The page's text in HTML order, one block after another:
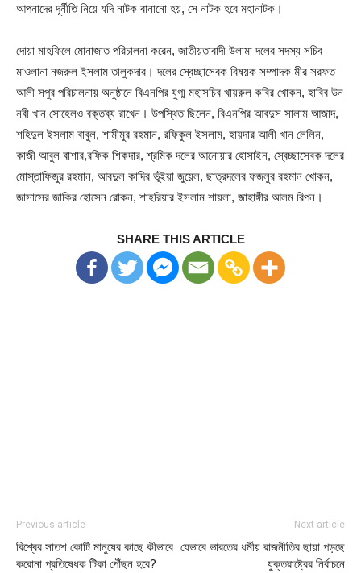
আপনাদের দূর্নীতি নিয়ে যদি নাটক বানানো হয়, সে নাটক হবে মহানাটক।
দোয়া মাহফিলে মোনাজাত পরিচালনা করেন, জাতীয়তাবাদী উলামা দলের সদস্য সচিব
মাওলানা নজরুল ইসলাম তালুকদার। দলের স্বেচ্ছাসেবক বিষয়ক সম্পাদক মীর সরফত
আলী সপুর পরিচালনায় অনুষ্ঠানে বিএনপির যুগ্ম মহাসচিব খায়রুল কবির খোকন, হাবিব উন
নবী খান সোহেলও বক্তব্য রাখেন। উপস্থিত ছিলেন, বিএনপির আবদুস সালাম আজাদ,
শহিদুল ইসলাম বাবুল, শামীমুর রহমান, রফিকুল ইসলাম, হায়দার আলী খান লেলিন,
কাজী আবুল বাশার,রফিক শিকদার, শ্রমিক দলের আনোয়ার হোসাইন, স্বেচ্ছাসেবক দলের
মোস্তাফিজুর রহমান, আবদুল কাদির ভূঁইয়া জুয়েল, ছাত্রদলের ফজলুর রহমান খোকন,
জাসাসের জাকির হোসেন রোকন, শাহরিয়ার ইসলাম শায়লা, জাহাঙ্গীর আলম রিপন।
SHARE THIS ARTICLE
Previous article
বিশ্বের সাতশ কোটি মানুষের কাছে কীভাবে
করোনা প্রতিষেধক টিকা পৌঁছন হবে?
Next article
যেভাবে ভারতের ধর্মীয় রাজনীতির ছায়া পড়ছে
যুক্তরাষ্ট্রের নির্বাচনে